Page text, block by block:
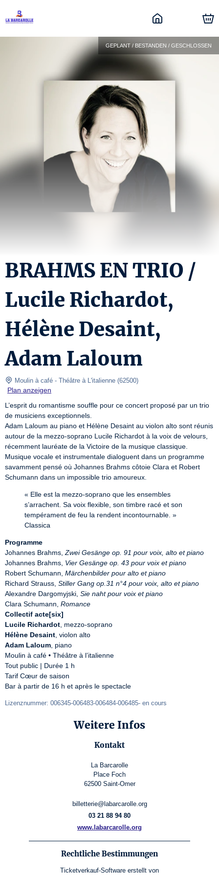
GEPLANT / BESTANDEN / GESCHLOSSEN
BRAHMS EN TRIO /
Lucile Richardot,
Hélène Desaint,
Adam Laloum
Moulin à café - Théâtre à L'italienne (62500)
Plan anzeigen
L’esprit du romantisme souffle pour ce concert proposé par un trio
de musiciens exceptionnels.
Adam Laloum au piano et Hélène Desaint au violon alto sont réunis
autour de la mezzo-soprano Lucile Richardot à la voix de velours,
récemment lauréate de la Victoire de la musique classique.
Musique vocale et instrumentale dialoguent dans un programme
savamment pensé où Johannes Brahms côtoie Clara et Robert
Schumann dans un impossible trio amoureux.
« Elle est la mezzo-soprano que les ensembles
s’arrachent. Sa voix flexible, son timbre racé et son
tempérament de feu la rendent incontournable. »
Classica
Programme
Johannes Brahms, Zwei Gesänge op. 91 pour voix, alto et piano
Johannes Brahms, Vier Gesänge op. 43 pour voix et piano
Robert Schumann, Märchenbilder pour alto et piano
Richard Strauss, Stiller Gang op.31 n°4 pour voix, alto et piano
Alexandre Dargomyjski, Sie naht pour voix et piano
Clara Schumann, Romance
Collectif acte[six]
Lucile Richardot
Hélène Desaint
Adam Laloum , piano
Moulin à café • Théâtre à l’italienne
Tout public | Durée 1 h
Tarif Cœur de saison
Bar à partir de 16 h et après le spectacle
Lizenznummer: 006345-006483-006484-006485- en cours
Weitere Infos
Kontakt
La Barcarolle
Place Foch
62500 Saint-Omer
billetterie@labarcarolle.org
03 21 88 94 80
www.labarcarolle.org
Rechtliche Bestimmungen
Ticketverkauf-Software erstellt von